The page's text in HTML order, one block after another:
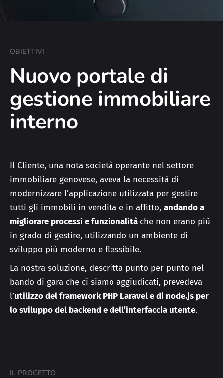
OBIETTIVI
Nuovo portale di
gestione immobiliare
interno
Il Cliente, una nota società operante nel settore
immobiliare genovese, aveva la necessità di
modernizzare l’applicazione utilizzata per gestire
tutti gli immobili in vendita e in affitto, andando a
migliorare processi e funzionalità che non erano più
in grado di gestire, utilizzando un ambiente di
sviluppo più moderno e flessibile.
La nostra soluzione, descritta punto per punto nel
bando di gara che ci siamo aggiudicati, prevedeva
l’utilizzo del framework PHP Laravel e di node.js per
lo sviluppo del backend e dell’interfaccia utente.
IL PROGETTO